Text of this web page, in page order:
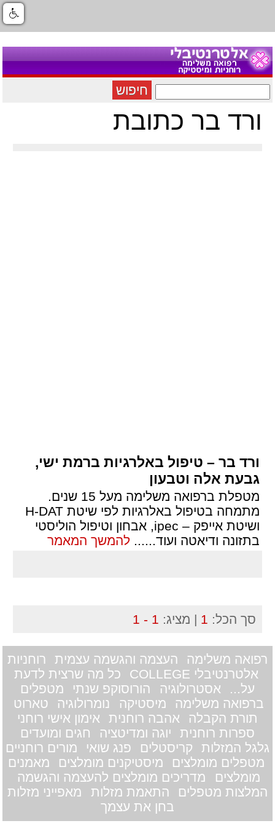
חיפוש
ורד בר כתובת
ורד בר – טיפול באלרגיות ברמת ישי,
גבעת אלה וטבעון
מטפלת ברפואה משלימה מעל 15 שנים.
מתמחה בטיפול באלרגיות לפי שיטת H-DAT
ושיטת אייפק – ipec, אבחון וטיפול הוליסטי
בתזונה ודיאטה ועוד...... להמשך המאמר
סך הכל: 1 | מציג: 1 - 1
רפואה משלימה העצמה והגשמה עצמית
רוחניות
אלטרנטיבלי COLLEGE
כל מה שרצית לדעת
על...
אסטרולוגיה הורוסוקפ שנתי
מטפלים
ברפואה משלימה
מיסטיקה נומרולוגיה
טארוט
תורת הקבלה
אהבה רוחנית
אימון אישי רוחני
ספרות רוחנית
יוגה ומדיטציה
חגים ומועדים
גלגל המזלות
קריסטלים פנג שואי
מורים רוחניים
מטפלים מומלצים
מיסטיקנים מומלצים
מאמנים
מומלצים
מדריכים מומלצים להעצמה והגשמה
המלצות מטפלים
התאמת מזלות
מאפייני מזלות
בחן את עצמך